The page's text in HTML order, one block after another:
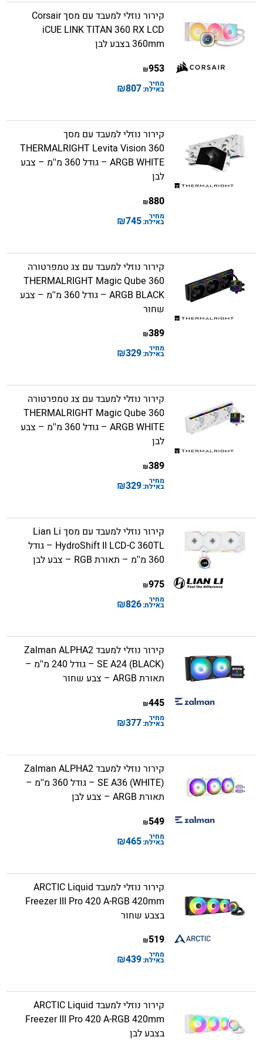
קירור נוזלי למעבד עם מסך Corsair
iCUE LINK TITAN 360 RX LCD
360mm בצבע לבן
953
₪
מחיר
באילת:807
₪
קירור נוזלי למעבד עם מסך
THERMALRIGHT Levita Vision 360
ARGB WHITE – גודל 360 מ''מ – צבע
לבן
880
₪
מחיר
באילת:745
₪
קירור נוזלי למעבד עם צג טמפרטורה
THERMALRIGHT Magic Qube 360
ARGB BLACK – גודל 360 מ''מ – צבע
שחור
389
₪
מחיר
באילת:329
₪
קירור נוזלי למעבד עם צג טמפרטורה
THERMALRIGHT Magic Qube 360
ARGB WHITE – גודל 360 מ''מ – צבע
לבן
389
₪
מחיר
באילת:329
₪
קירור נוזלי למעבד עם מסך Lian Li
HydroShift II LCD-C 360TL – גודל
360 מ''מ – תאורת RGB – צבע לבן
975
₪
מחיר
באילת:826
₪
קירור נוזלי למעבד Zalman ALPHA2
SE A24 (BLACK) – גודל 240 מ''מ –
תאורת ARGB – צבע שחור
445
₪
מחיר
באילת:377
₪
קירור נוזלי למעבד Zalman ALPHA2
SE A36 (WHITE) – גודל 360 מ''מ –
תאורת ARGB – צבע לבן
549
₪
מחיר
באילת:465
₪
קירור נוזלי למעבד ARCTIC Liquid
Freezer III Pro 420 A-RGB 420mm
בצבע שחור
519
₪
מחיר
באילת:439
₪
קירור נוזלי למעבד ARCTIC Liquid
Freezer III Pro 420 A-RGB 420mm
בצבע לבן